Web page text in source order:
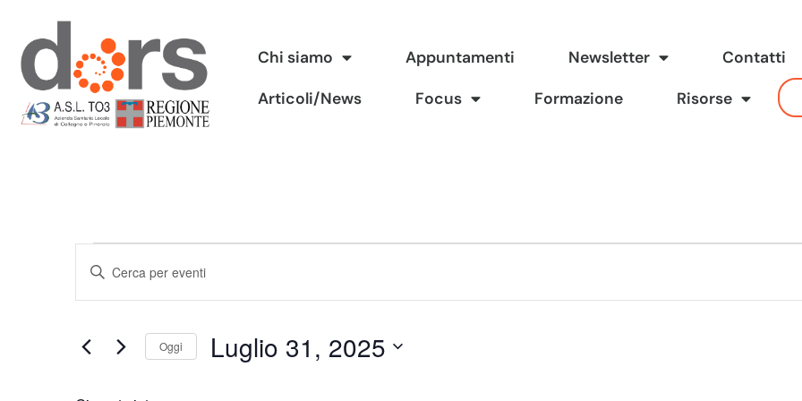
Vai
al
contenuto
Chi siamo Appuntamenti Newsletter Contatti
Articoli/News Focus Formazione Risorse
Eventi
Ricerca
viste
Inserisci
Cerca
Oggi Luglio 31, 2025